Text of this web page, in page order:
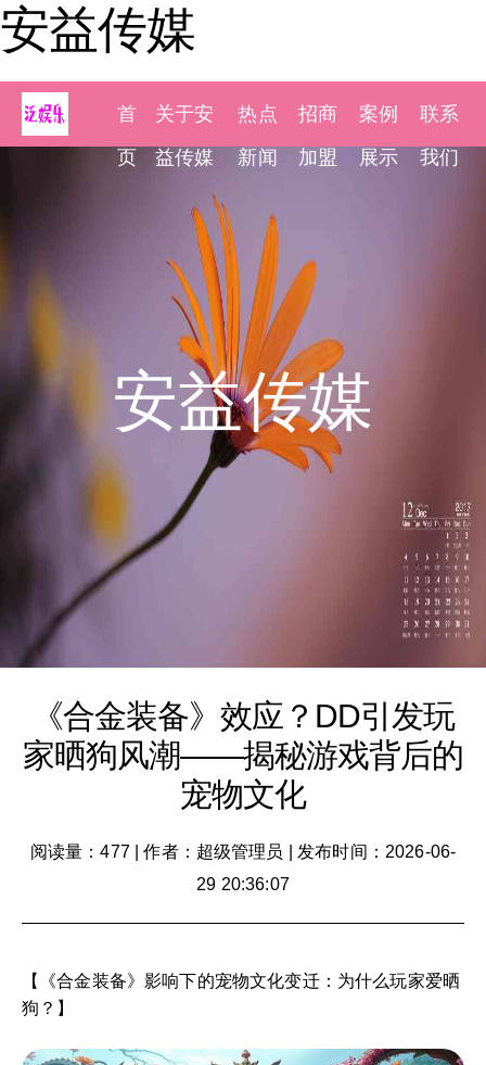
安益传媒
首
页
关于安
益传媒
热点
新闻
招商
加盟
案例
展示
联系
我们
安益传媒
《合金装备》效应？DD引发玩
家晒狗风潮——揭秘游戏背后的
宠物文化
阅读量：477|作者：超级管理员
发布时间：2026-06-
29 20:36:07
【《合金装备》影响下的宠物文化变迁：为什么玩家爱晒
狗？】